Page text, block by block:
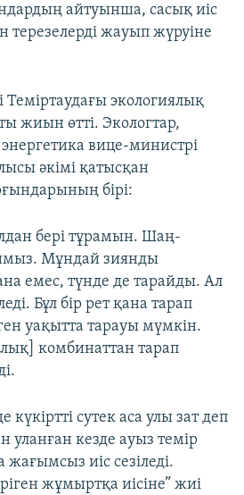
айтуынша, сасық иіс
жауып жүруіне
Теміртаудағы экологиялық
жиын өтті. Экологтар,
энергетика вице-министрі
әкімі қатысқан
бірі:
бері тұрамын. Шаң-
Мұндай зиянды
емес, түнде де тарайды. Ал
Бұл бір рет қана тарап
уақытта тарауы мүмкін.
комбинаттан тарап
сутек аса улы зат деп
уланған кезде ауыз темір
иіс сезіледі.
жұмыртқа иісіне” жиі